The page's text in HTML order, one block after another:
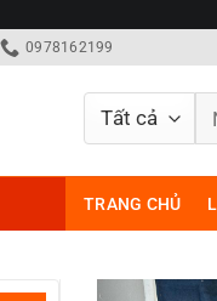
0978162199
TRANG CHỦ